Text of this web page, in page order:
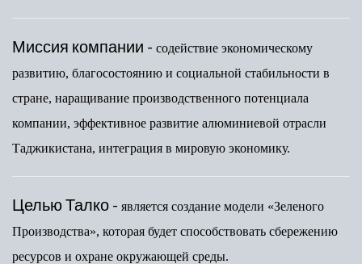
Миссия компании - содействие экономическому
развитию, благосостоянию и социальной стабильности в
стране, наращивание производственного потенциала
компании, эффективное развитие алюминиевой отрасли
Таджикистана, интеграция в мировую экономику.
Целью Талко - является создание модели «Зеленого
Производства», которая будет способствовать сбережению
ресурсов и охране окружающей среды.